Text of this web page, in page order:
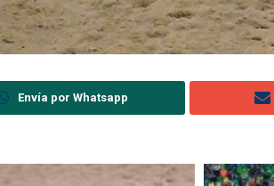
Envía por Whatsapp